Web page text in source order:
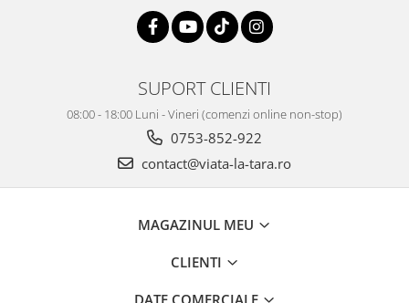
SUPORT CLIENTI
08:00 - 18:00 Luni - Vineri (comenzi online non-stop)
0753-852-922
contact@viata-la-tara.ro
MAGAZINUL MEU
CLIENTI